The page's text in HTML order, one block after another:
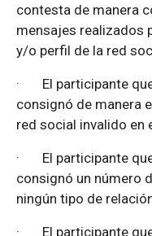
contesta de manera
mensajes realizados
y/o perfil de la red
· El participante
consignó de manera
red social invalido en
· El participante
consignó un número
ningún tipo de
· El participante